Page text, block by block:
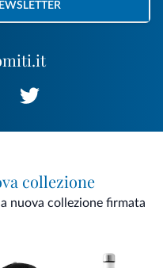
collezione
nuova collezione firmata